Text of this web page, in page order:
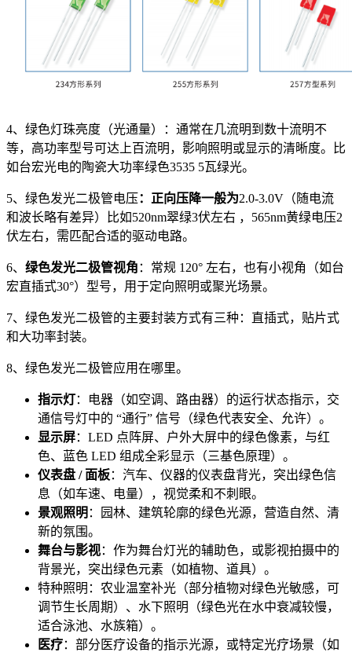
4、绿色灯珠亮度（光通量）：通常在几流明到数十流明不
等，高功率型号可达上百流明，影响照明或显示的清晰度。比
如台宏光电的陶瓷大功率绿色3535 5瓦绿光。
5、绿色发光二极管电压：正向压降一般为2.0-3.0V（随电流
和波长略有差异）比如520nm翠绿3伏左右 ，565nm黄绿电压2
伏左右，需匹配合适的驱动电路。
6、 绿色发光二极管视角 ：常规 120° 左右，也有小视角（如台
宏直插式30°）型号，用于定向照明或聚光场景。
7、绿色发光二极管的主要封装方式有三种：直插式，贴片式
和大功率封装。
8、绿色发光二极管应用在哪里。
指示灯：电器（如空调、路由器）的运行状态指示，交
通信号灯中的 “通行” 信号（绿色代表安全、允许）。
显示屏：LED 点阵屏、户外大屏中的绿色像素，与红
色、蓝色 LED 组成全彩显示（三基色原理）。
仪表盘 / 面板：汽车、仪器的仪表盘背光，突出绿色信
息（如车速、电量），视觉柔和不刺眼。
景观照明 ：园林、建筑轮廓的绿色光源，营造自然、清
新的氛围。
舞台与影视：作为舞台灯光的辅助色，或影视拍摄中的
背景光，突出绿色元素（如植物、道具）。
特种照明：农业温室补光（部分植物对绿色光敏感，可
调节生长周期）、水下照明（绿色光在水中衰减较慢，
适合泳池、水族箱）。
医疗：部分医疗设备的指示光源，或特定光疗场景（如